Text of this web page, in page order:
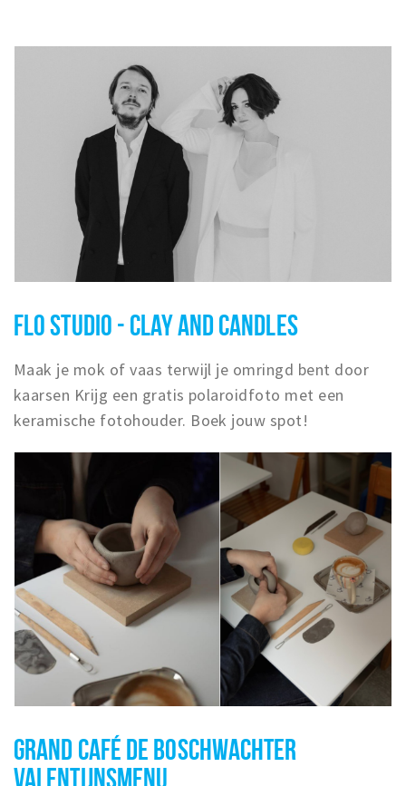
FLO STUDIO - CLAY AND CANDLES
Maak je mok of vaas terwijl je omringd bent door
kaarsen Krijg een gratis polaroidfoto met een
keramische fotohouder. Boek jouw spot!
GRAND CAFÉ DE BOSCHWACHTER
VALENTIJNSMENU